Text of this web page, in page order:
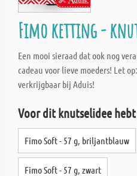
Fimo ketting -
Een mooi sieraad dat ook nog
cadeau voor lieve moeders! Let
verkrijgbaar bij Aduis!
Voor dit knutselidee
Fimo Soft - 57 g, briljantblauw
Fimo Soft - 57 g, zwart